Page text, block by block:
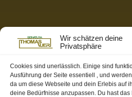
Wir schätzen deine
Privatsphäre
Cookies sind unerlässlich. Einige sind
Ausführung der Seite essentiell , und
da um diese Webseite und dein Erlebis auf
deine Bedürfnisse anzupassen. Du hast das
Partnerseiten / Empfehlungen
K-Wellness – Karin Meier
S&S Informatik GmbH
Ihr Partner für zukunftsorientierte Informatik